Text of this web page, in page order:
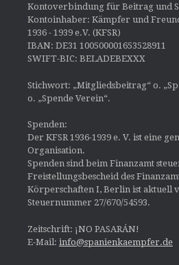
Kontoverbindung für Beitrag und
Kontoinhaber: Kämpfer und
1936 - 1939 e.V. (KFSR)
IBAN: DE31 100500001653528911
SWIFT-BIC: BELADEBEXXX
Stichwort: „Mitgliedsbeitrag“ o.
o. „Spende Verein“.
Spenden:
Der KFSR 1936-1939 e. V. ist eine
Organisation.
Spenden sind beim Finanzamt
Freistellungsbescheid des
Körperschaften I, Berlin ist aktuell
Steuernummer 27/670/54593.
Zeitschrift: ¡NO PASARÁN!
E-Mail: info@spanienkaempfer.de